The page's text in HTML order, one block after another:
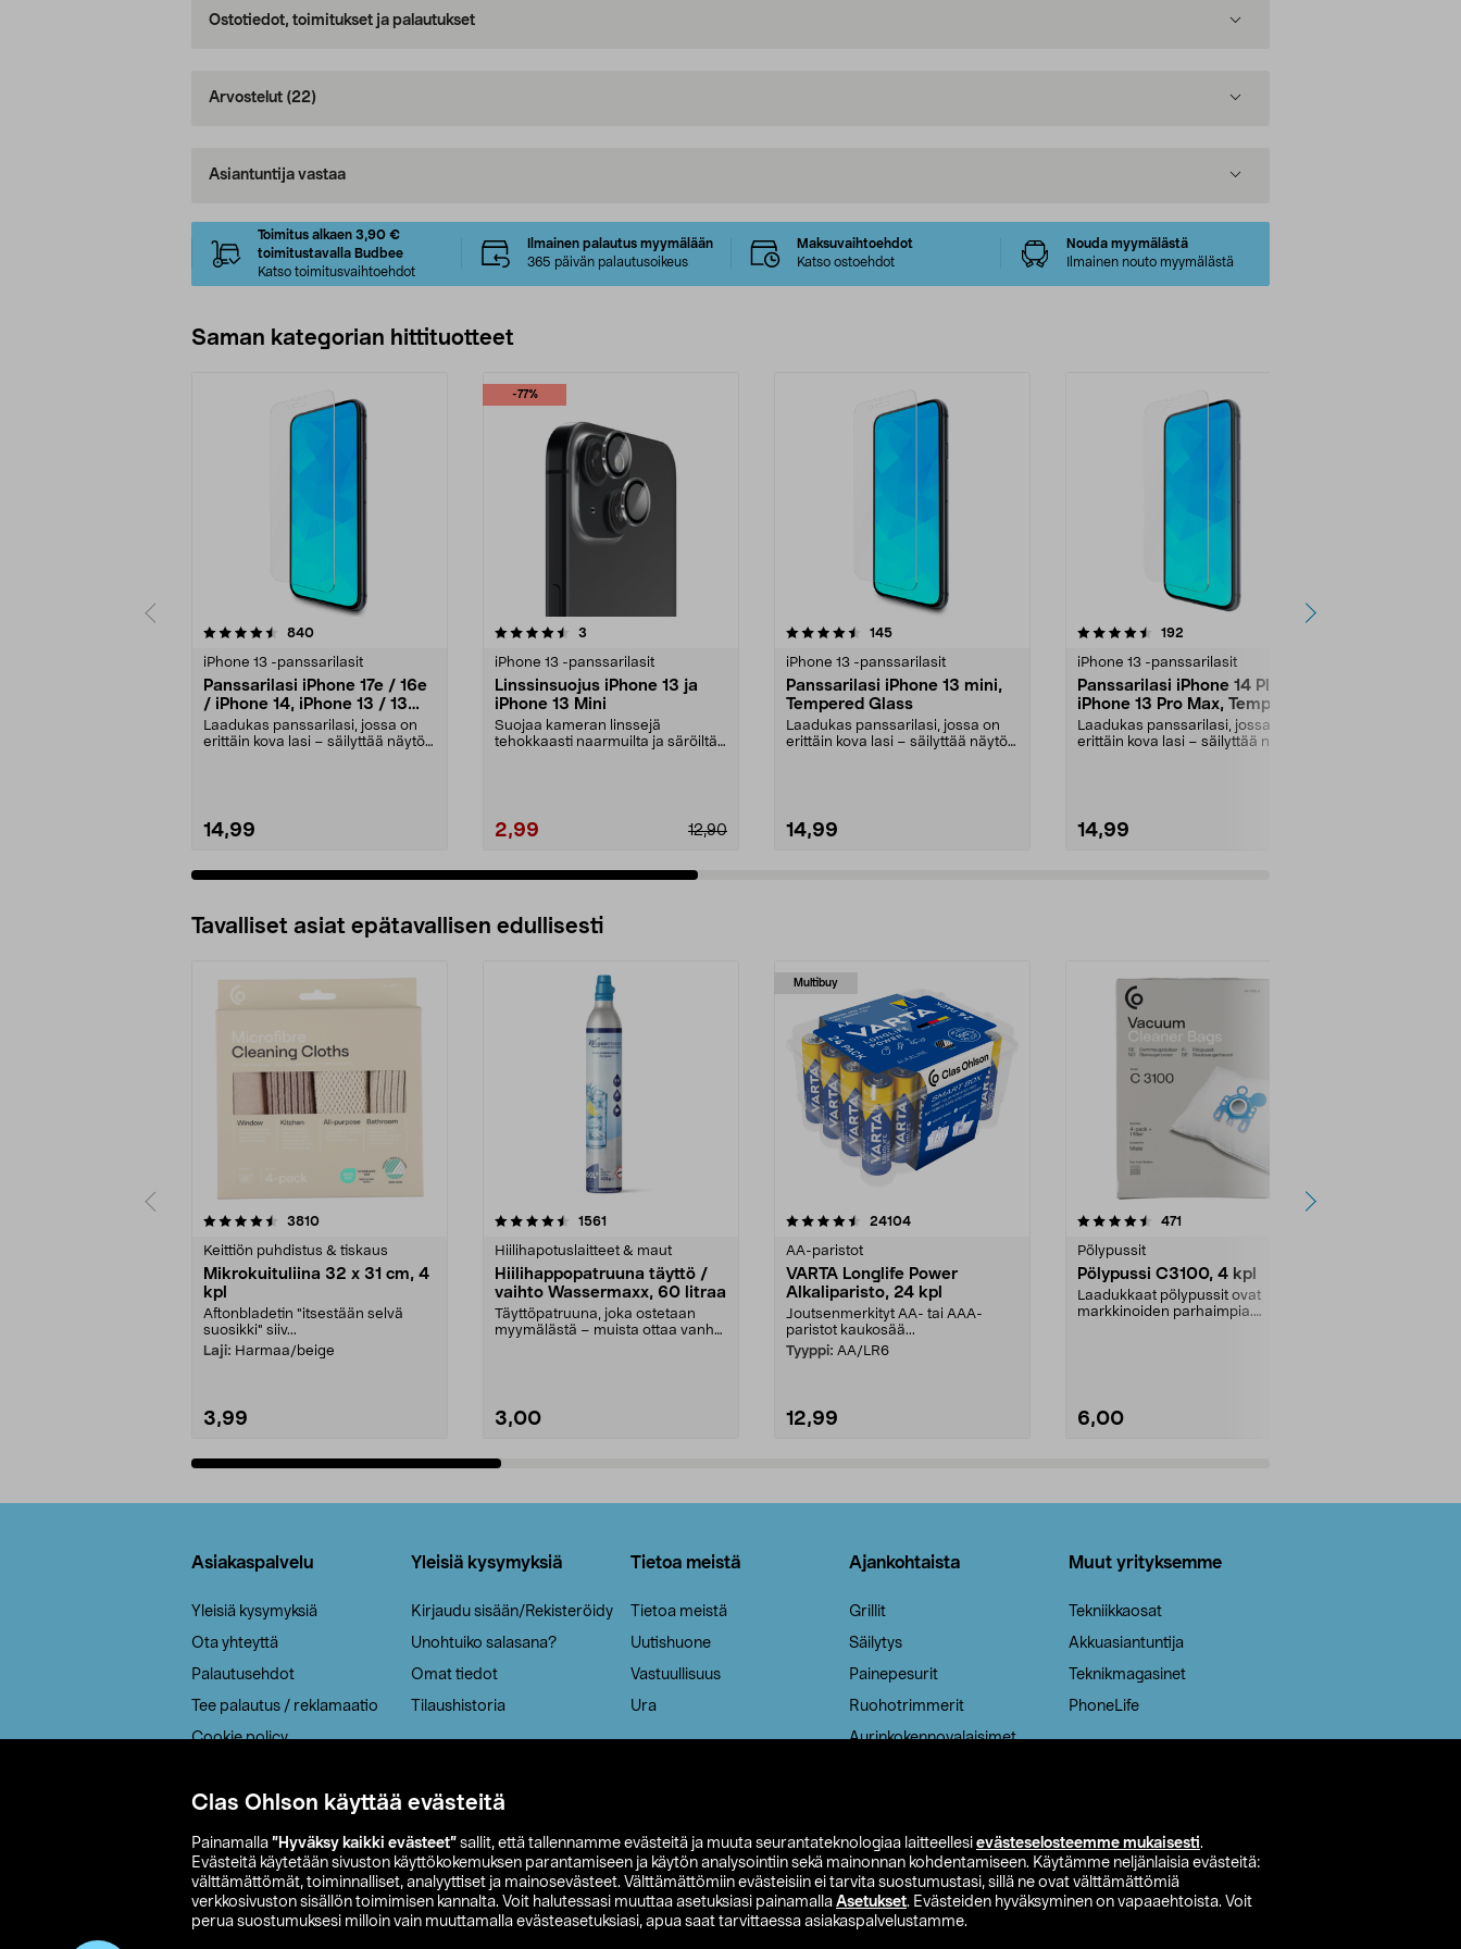
Clas Ohlson käyttää evästeitä
Painamalla ”Hyväksy kaikki evästeet” sallit, että tallennamme evästeitä ja muuta seurantateknologiaa laitteellesi evästeselosteemme mukaisesti.
Evästeitä käytetään sivuston käyttökokemuksen parantamiseen ja käytön analysointiin sekä mainonnan kohdentamiseen. Käytämme neljänlaisia evästeitä:
välttämättömät, toiminnalliset, analyyttiset ja mainosevästeet. Välttämättömiin evästeisiin ei tarvita suostumustasi, sillä ne ovat välttämättömiä
verkkosivuston sisällön toimimisen kannalta. Voit halutessasi muuttaa asetuksiasi painamalla Asetukset. Evästeiden hyväksyminen on vapaaehtoista. Voit
perua suostumuksesi milloin vain muuttamalla evästeasetuksiasi, apua saat tarvittaessa asiakaspalvelustamme.
Ostotiedot, toimitukset ja palautukset
Arvostelut (22)
Asiantuntija vastaa
Toimitus alkaen 3,90 €
toimitustavalla Budbee
Katso toimitusvaihtoehdot
Ilmainen palautus myymälään
365 päivän palautusoikeus
Maksuvaihtoehdot
Katso ostoehdot
Nouda myymälästä
Ilmainen nouto myymälästä
Saman kategorian hittituotteet
840arvostelut
iPhone 13 -panssarilasit
Panssarilasi iPhone 17e / 16e
/ iPhone 14, iPhone 13 / 13
Pro, Tempered Glass
Laadukas panssarilasi, jossa on
erittäin kova lasi – säilyttää näytön
14,99
-77%
4.5 viidestä
3
iPhone 13 -panssarilasit
Linssinsuojus iPhone 13 ja
iPhone 13 Mini
Suojaa kameran linssejä
tehokkaasti naarmuilta ja säröiltä.
2,99 12,90
4.5 viidestä
145arvostelut
iPhone 13 -panssarilasit
Panssarilasi iPhone 13 mini,
Tempered Glass
Laadukas panssarilasi, jossa on
erittäin kova lasi – säilyttää näytön
14,99
4.5 viidestä
192
iPhone 13 -panssarilasit
Panssarilasi iPhone 14 Plus /
iPhone 13 Pro Max, Tempered
Glass
Laadukas panssarilasi, jossa on
erittäin kova lasi – säilyttää näytön
14,99
4.0 viidestä
Tavalliset asiat epätavallisen edullisesti
3810arvostelut
Keittiön puhdistus & tiskaus
Mikrokuituliina 32 x 31 cm, 4
kpl
Aftonbladetin "itsestään selvä
suosikki" siiv...
Laji: Harmaa/beige
3,99
4.5viidestä
1561
Hiilihapotuslaitteet & maut
Hiilihappopatruuna täyttö /
vaihto Wassermaxx, 60 litraa
Täyttöpatruuna, joka ostetaan
myymälästä – muista ottaa vanha
3,00
Multibuy
4.5viidestä
24104arvostelut
AA-paristot
VARTA Longlife Power
Alkaliparisto, 24 kpl
Joutsenmerkityt AA- tai AAA-
paristot kaukosää...
Tyyppi: AA/LR6
12,99
4.5viidestä
471
Pölypussit
Pölypussi C3100, 4 kpl
Laadukkaat pölypussit ovat
markkinoiden parhaimpia.
6,00
4.5viidestä
Asiakaspalvelu
Yleisiä kysymyksiä
Ota yhteyttä
Palautusehdot
Tee palautus / reklamaatio
Cookie policy
Saavutettavuus
Yleisiä kysymyksiä
Kirjaudu sisään/Rekisteröidy
Unohtuiko salasana?
Omat tiedot
Tilaushistoria
Tietoa meistä
Tietoa meistä
Uutishuone
Vastuullisuus
Ura
Ajankohtaista
Grillit
Säilytys
Painepesurit
Ruohotrimmerit
Aurinkokennovalaisimet
Muut yrityksemme
Tekniikkaosat
Akkuasiantuntija
Teknikmagasinet
PhoneLife